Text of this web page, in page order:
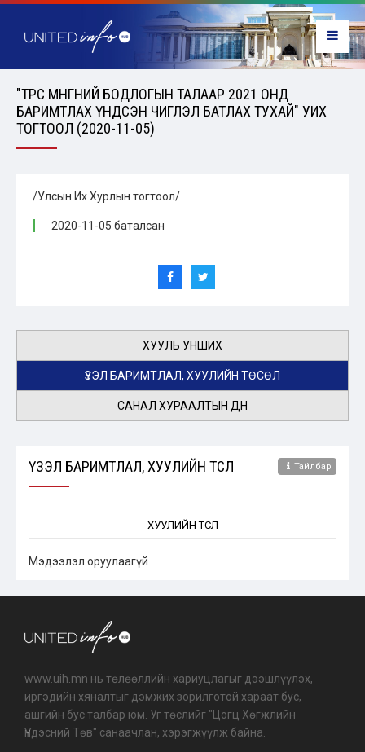
"ТӨРӨӨС МӨНГӨНИЙ БОДЛОГЫН ТАЛААР 2021 ОНД
БАРИМТЛАХ ҮНДСЭН ЧИГЛЭЛ БАТЛАХ ТУХАЙ" УИХ
ТОГТООЛ (2020-11-05)
/Улсын Их Хурлын тогтоол/
2020-11-05 баталсан
ХУУЛЬ УНШИХ
ҮЗЭЛ БАРИМТЛАЛ, ХУУЛИЙН ТӨСӨЛ
САНАЛ ХУРААЛТЫН ДҮН
ҮЗЭЛ БАРИМТЛАЛ, ХУУЛИЙН ТӨСӨЛ Тайлбар
ХУУЛИЙН ТӨСӨЛ
Мэдээлэл оруулаагүй
www.uih.mn нь төлөөллийн хариуцлагыг дээшлүүлэх,
иргэдийн хяналтыг дэмжих зорилготой хараат бус,
ашгийн бус талбар юм. Уг төслийг "Цогц Хөгжлийн
Үндэсний Төв" санаачлан, хэрэгжүүлж байна.